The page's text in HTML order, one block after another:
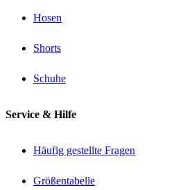
Hosen
Shorts
Schuhe
Service & Hilfe
Häufig gestellte Fragen
Größentabelle